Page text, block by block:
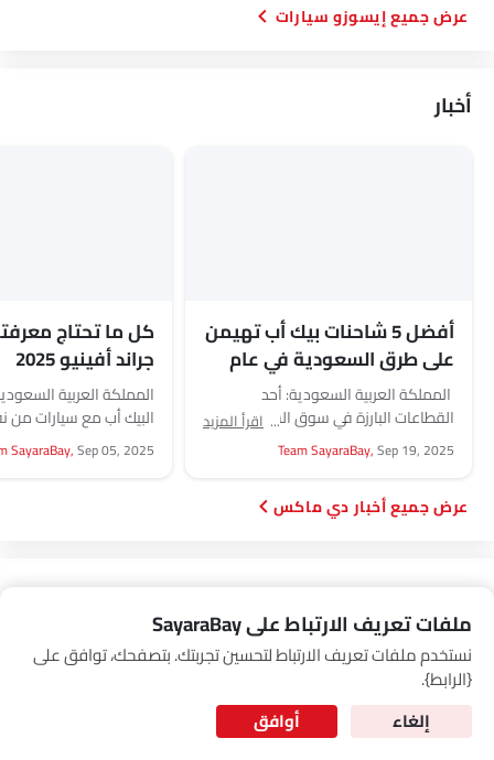
إيسوزو سيارات
أخبار
أفضل 5 شاحنات بيك أب تهيمن
على طرق السعودية في عام
2025
المملكة العربية السعودية: أحد
القطاعات البارزة في سوق السيارات في
السعودية والذي يجمع بين الشغف
بالسيارات والعمل الفعلي هو...
اقرأ المزيد
Team SayaraBay,Sep 19, 2025
جراند أفينيو 2025
المملكة العربية
البيك أب مع سيارات
وإيسوزو دي-ماكس....
SayaraBay,Sep 05, 2025
أخبار دي ماكس
إيسوزو دي ماكس
قائمة أسعار إيسوزو دي ماكس
ملفات تعريف الارتباط على SayaraBay
نستخدم ملفات تعريف الارتباط لتحسين تجربتك. بتصفحك، توافق على
{الرابط}.
إلغاء
أوافق
for Better Experience & Regular updates
I have read and agree to the شروط الاستخدام سياسة الخصوصيةof Cardekho
SEA